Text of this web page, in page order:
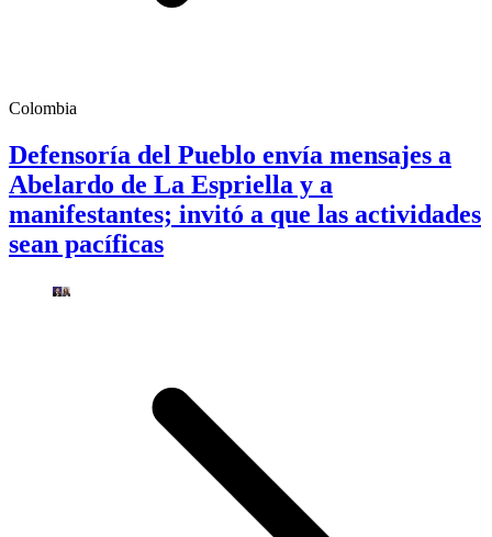
Colombia
Defensoría del Pueblo envía mensajes a
Abelardo de La Espriella y a
manifestantes; invitó a que las actividades
sean pacíficas